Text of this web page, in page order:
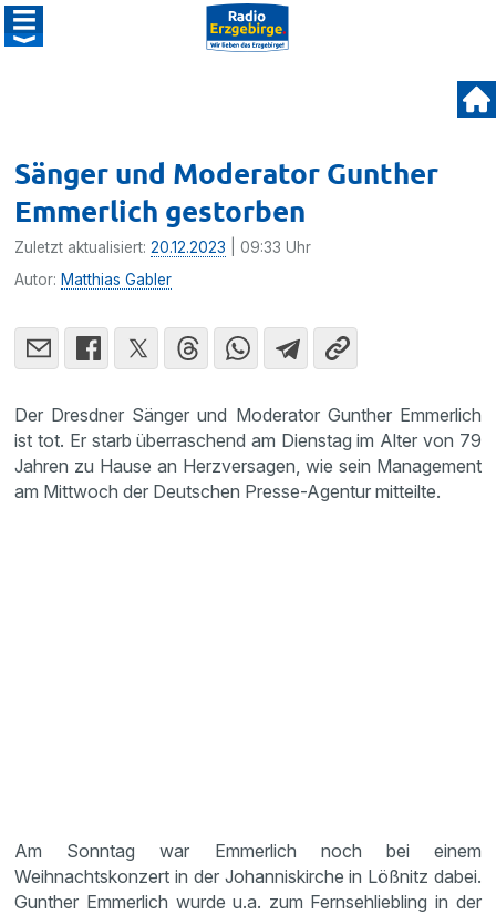
Sänger und Moderator Gunther
Emmerlich gestorben
Zuletzt aktualisiert:20.12.2023 | 09:33 Uhr
Autor: Matthias Gabler
Der Dresdner Sänger und Moderator Gunther Emmerlich
ist tot. Er starb überraschend am Dienstag im Alter von 79
Jahren zu Hause an Herzversagen, wie sein Management
am Mittwoch der Deutschen Presse-Agentur mitteilte.
Am Sonntag war Emmerlich noch bei einem
Weihnachtskonzert in der Johanniskirche in Lößnitz dabei.
Gunther Emmerlich wurde u.a. zum Fernsehliebling in der